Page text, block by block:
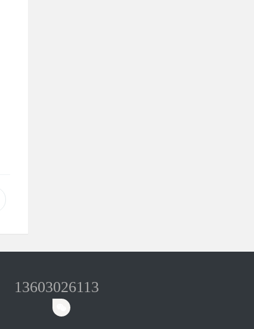
13603026113